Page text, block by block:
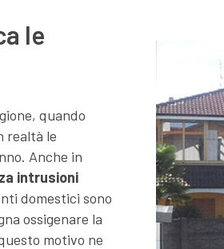
le
quando
realtà le
Anche in
intrusioni
domestici sono
ossigenare la
motivo ne